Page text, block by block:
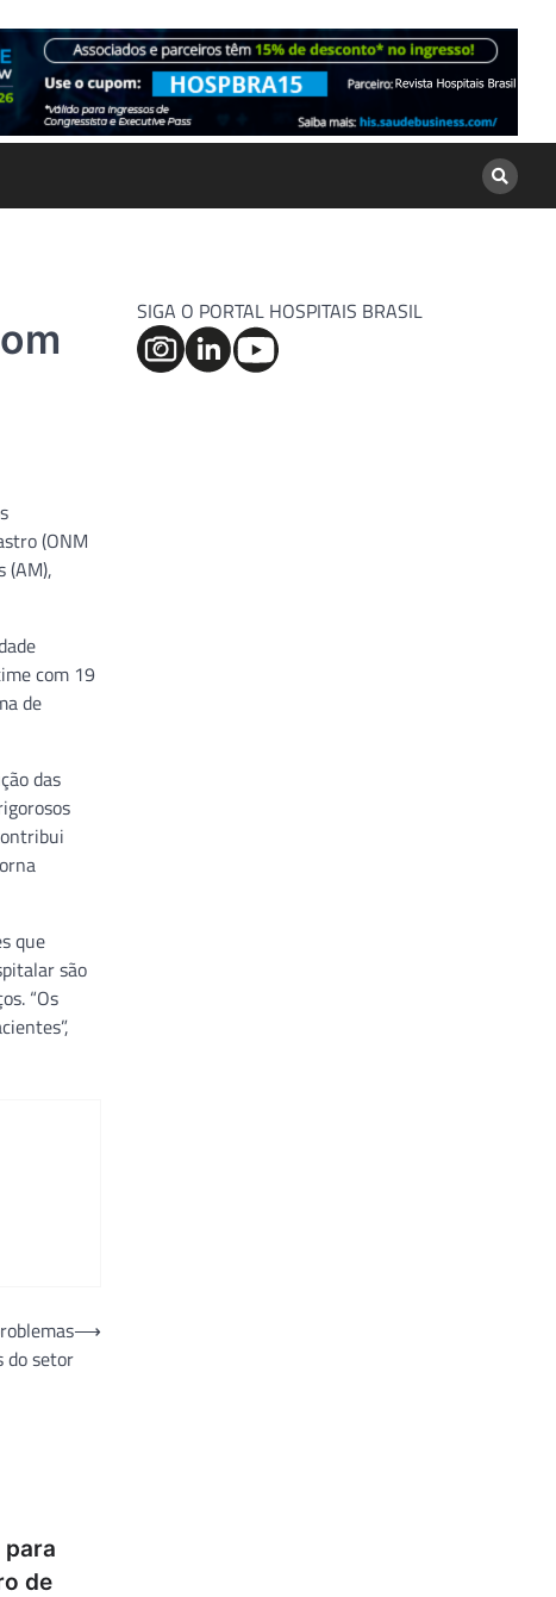
(ONM
(AM),
com 19
de
das
que
são
“Os
do setor
⟶
para
de
SIGA O PORTAL HOSPITAIS BRASIL